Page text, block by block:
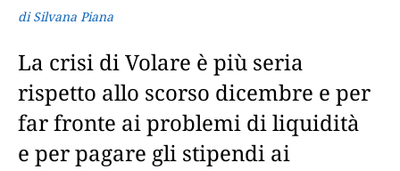
di Silvana Piana
La crisi di Volare è più seria
rispetto allo scorso dicembre e per
far fronte ai problemi di liquidità
e per pagare gli stipendi ai